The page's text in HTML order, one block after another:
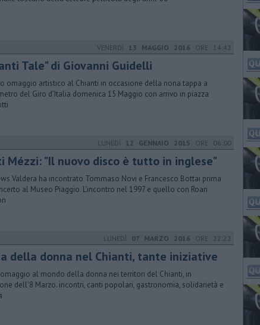
VENERDÌ 13 MAGGIO 2016 ORE 14:42
Tale" di Giovanni Guidelli
omaggio artistico al Chianti in occasione della nona tappa a
del Giro d'Italia domenica 15 Maggio con arrivo in piazza
LUNEDÌ 12 GENNAIO 2015 ORE 06:00
Mézzi: "Il nuovo disco è tutto in inglese"
Valdera ha incontrato Tommaso Novi e Francesco Bottai prima
al Museo Piaggio. L'incontro nel 1997 e quello con Roan
LUNEDÌ 07 MARZO 2016 ORE 22:22
della donna nel Chianti, tante iniziative
al mondo della donna nei territori del Chianti, in
dell'8 Marzo. incontri, canti popolari, gastronomia, solidarietà e